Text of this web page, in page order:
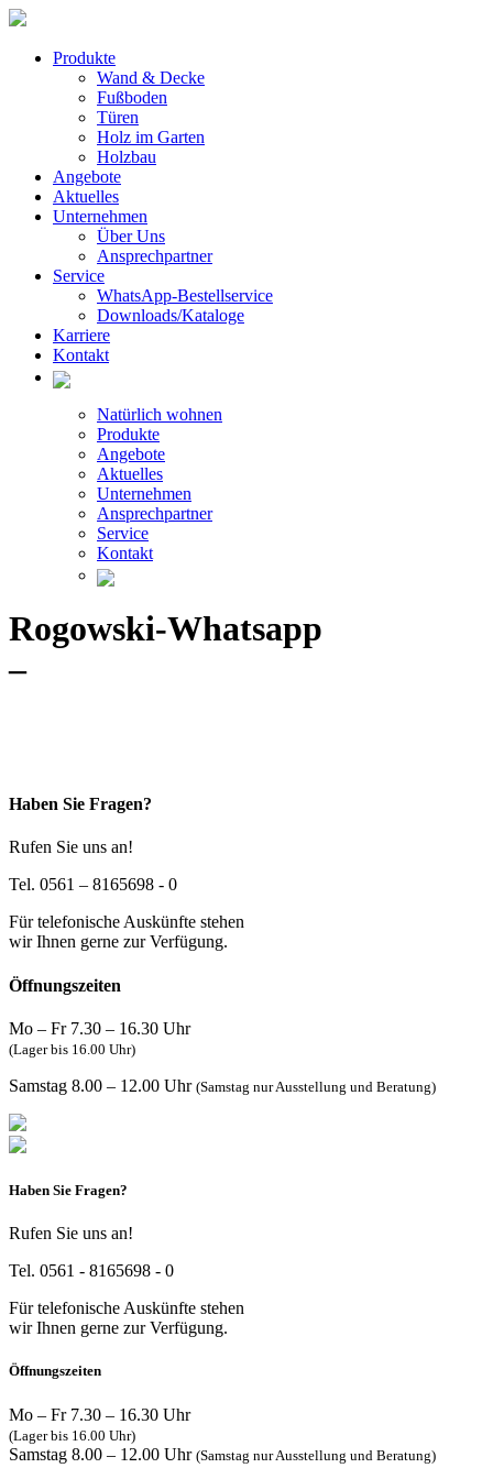
Produkte
Wand & Decke
Fußboden
Türen
Holz im Garten
Holzbau
Angebote
Aktuelles
Unternehmen
Über Uns
Ansprechpartner
Service
WhatsApp-Bestellservice
Downloads/Kataloge
Karriere
Kontakt
Natürlich wohnen
Produkte
Angebote
Aktuelles
Unternehmen
Ansprechpartner
Service
Kontakt
Rogowski-Whatsapp
–
Haben Sie Fragen?
Rufen Sie uns an!
Tel. 0561 – 8165698 - 0
Für telefonische Auskünfte stehen
wir Ihnen gerne zur Verfügung.
Öffnungszeiten
Mo – Fr 7.30 – 16.30 Uhr
(Lager bis 16.00 Uhr)
Samstag 8.00 – 12.00 Uhr (Samstag nur Ausstellung und Beratung)
Haben Sie Fragen?
Rufen Sie uns an!
Tel. 0561 - 8165698 - 0
Für telefonische Auskünfte stehen
wir Ihnen gerne zur Verfügung.
Öffnungszeiten
Mo – Fr 7.30 – 16.30 Uhr
(Lager bis 16.00 Uhr)
Samstag 8.00 – 12.00 Uhr (Samstag nur Ausstellung und Beratung)